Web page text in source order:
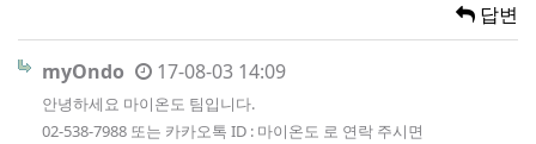
답변
myOndo 17-08-03 14:09
안녕하세요 마이온도 팀입니다.
02-538-7988 또는 카카오톡 ID : 마이온도 로 연락 주시면